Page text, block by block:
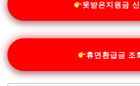
못받은지원금
휴면환급금 조